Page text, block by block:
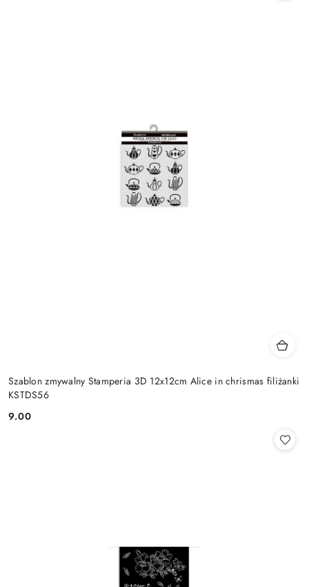
Szablon zmywalny Stamperia 3D 12x12cm Alice in chrismas filiżanki
KSTDS56
Cena:
9.00